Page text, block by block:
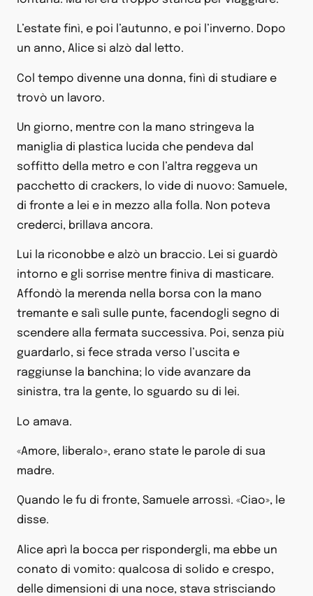
L’estate finì, e poi l’autunno, e poi l’inverno. Dopo
un anno, Alice si alzò dal letto.
Col tempo divenne una donna, finì di studiare e
trovò un lavoro.
Un giorno, mentre con la mano stringeva la
maniglia di plastica lucida che pendeva dal
soffitto della metro e con l’altra reggeva un
pacchetto di crackers, lo vide di nuovo: Samuele,
di fronte a lei e in mezzo alla folla. Non poteva
crederci, brillava ancora.
Lui la riconobbe e alzò un braccio. Lei si guardò
intorno e gli sorrise mentre finiva di masticare.
Affondò la merenda nella borsa con la mano
tremante e salì sulle punte, facendogli segno di
scendere alla fermata successiva. Poi, senza più
guardarlo, si fece strada verso l’uscita e
raggiunse la banchina; lo vide avanzare da
sinistra, tra la gente, lo sguardo su di lei.
Lo amava.
«Amore, liberalo», erano state le parole di sua
madre.
Quando le fu di fronte, Samuele arrossì. «Ciao», le
disse.
Alice aprì la bocca per rispondergli, ma ebbe un
conato di vomito: qualcosa di solido e crespo,
delle dimensioni di una noce, stava strisciando